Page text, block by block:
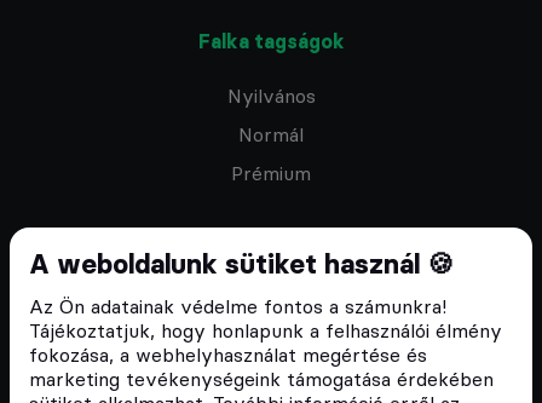
A weboldalunk sütiket használ 🍪
Az Ön adatainak védelme fontos a számunkra!
Tájékoztatjuk, hogy honlapunk a felhasználói élmény
fokozása, a webhelyhasználat megértése és
marketing tevékenységeink támogatása érdekében
Falka tagságok
Nyilvános
Normál
Prémium
Feliratkozom a hírlevélre